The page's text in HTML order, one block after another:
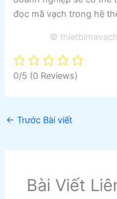
đọc mã vạch trong hệ
©
0/5 (0 Reviews)
← Trước Bài viết
Bài Viết